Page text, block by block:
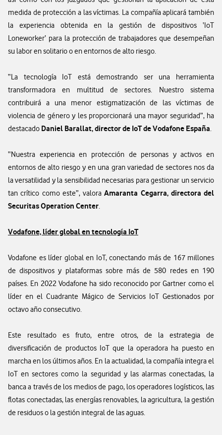
medida de protección a las víctimas. La compañía aplicará también
la experiencia obtenida en la gestión de dispositivos ‘IoT
Loneworker’ para la protección de trabajadores que desempeñan
su labor en solitario o en entornos de alto riesgo.
“La tecnología IoT está demostrando ser una herramienta
transformadora en multitud de sectores. Nuestro sistema
contribuirá a una menor estigmatización de las víctimas de
violencia de género y les proporcionará una mayor seguridad”, ha
destacado Daniel Barallat, director de IoT de Vodafone España.
“Nuestra experiencia en protección de personas y activos en
entornos de alto riesgo y en una gran variedad de sectores nos da
la versatilidad y la sensibilidad necesarias para gestionar un servicio
tan crítico como este”, valoraAmaranta Cegarra, directora del
Securitas Operation Center.
Vodafone, líder global en tecnología IoT
Vodafone es líder global en IoT, conectando más de 167 millones
de dispositivos y plataformas sobre más de 580 redes en 190
países. En 2022 Vodafone ha sido reconocido por Gartner como el
líder en el Cuadrante Mágico de Servicios IoT Gestionados por
octavo año consecutivo.
Este resultado es fruto, entre otros, de la estrategia de
diversificación de productos IoT que la operadora ha puesto en
marcha en los últimos años. En la actualidad, la compañía integra el
IoT en sectores como la seguridad y las alarmas conectadas, la
banca a través de los medios de pago, los operadores logísticos, las
flotas conectadas, las energías renovables, la agricultura, la gestión
de residuos o la gestión integral de las aguas.